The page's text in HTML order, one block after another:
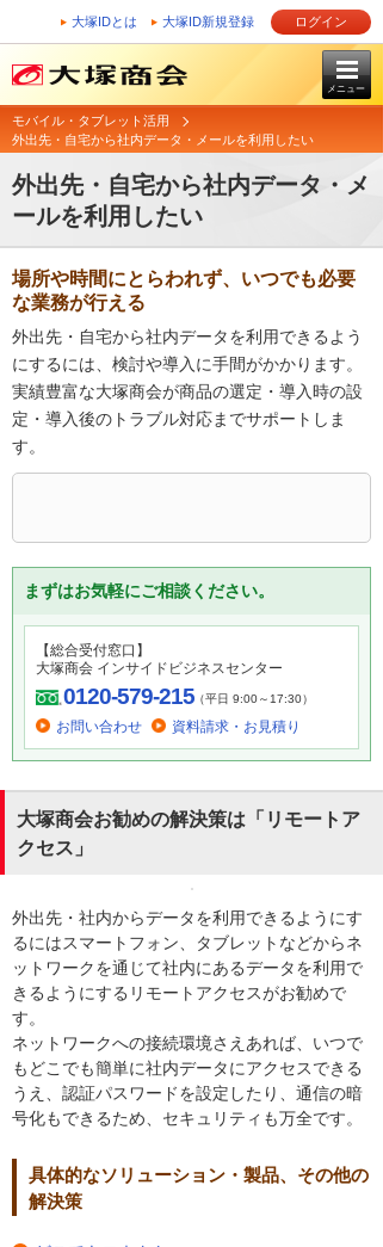
大塚IDとは 大塚ID新規登録 ログイン
メニュー
モバイル・タブレット活用
外出先・自宅から社内データ・メールを利用したい
外出先・自宅から社内データ・メ
ールを利用したい
場所や時間にとらわれず、いつでも必要
な業務が行える
外出先・自宅から社内データを利用できるよう
にするには、検討や導入に手間がかかります。
実績豊富な大塚商会が商品の選定・導入時の設
定・導入後のトラブル対応までサポートしま
す。
まずはお気軽にご相談ください。
【総合受付窓口】
大塚商会 インサイドビジネスセンター
0120-579-215（平日 9:00～17:30）
お問い合わせ 資料請求・お見積り
大塚商会お勧めの解決策は「リモートア
クセス」
外出先・社内からデータを利用できるようにす
るにはスマートフォン、タブレットなどからネ
ットワークを通じて社内にあるデータを利用で
きるようにするリモートアクセスがお勧めで
す。
ネットワークへの接続環境さえあれば、いつで
もどこでも簡単に社内データにアクセスできる
うえ、認証パスワードを設定したり、通信の暗
号化もできるため、セキュリティも万全です。
具体的なソリューション・製品、その他の
解決策